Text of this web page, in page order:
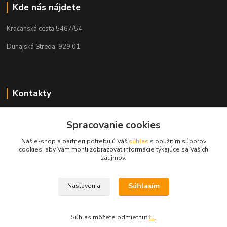
Kde nás nájdete
Kračanská cesta 5467/54
Dunajská Streda, 929 01
Kontakty
+421 908 775 701
info@kantorstav.sk
Spracovanie cookies
Náš e-shop a partneri potrebujú Váš súhlas s použitím súborov
cookies, aby Vám mohli zobrazovať informácie týkajúce sa Vašich
záujmov.
Nastavenia Súhlasím
Súhlas môžete odmietnuťtu.